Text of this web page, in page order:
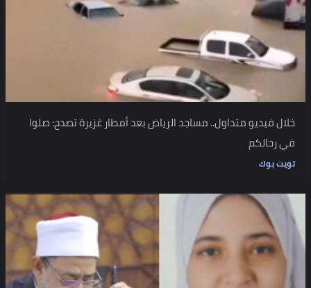
خلال فيديو متداول.. مساجد الرياض بعد أمطار غزيرة تصدح: صلوا
في رحالكم
تويت بوك